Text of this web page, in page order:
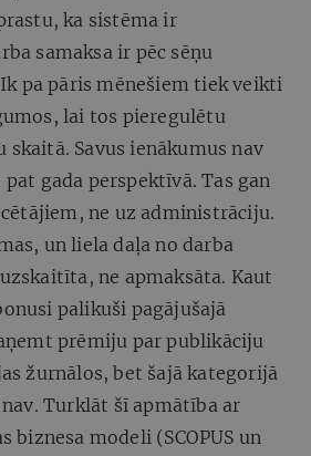
ka sistēma ir
samaksa ir pēc sēņu
pa pāris mēnešiem tiek veikti
lai tos pieregulētu
Savus ienākumus nav
gada perspektīvā. Tas gan
ne uz administrāciju.
un liela daļa no darba
ne apmaksāta. Kaut
palikuši pagājušajā
prēmiju par publikāciju
žurnālos, bet šajā kategorijā
Turklāt šī apmātība ar
modeli (SCOPUS un